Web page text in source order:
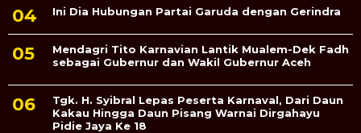
Ini Dia Hubungan Partai Garuda dengan Gerindra
Mendagri Tito Karnavian Lantik Mualem-Dek Fadh
sebagai Gubernur dan Wakil Gubernur Aceh
Tgk. H. Syibral Lepas Peserta Karnaval, Dari Daun
Kakau Hingga Daun Pisang Warnai Dirgahayu
Pidie Jaya Ke 18